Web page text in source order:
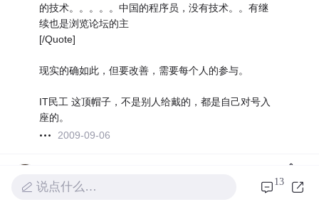
的技术。。。。。中国的程序员，没有技术。。有继
续也是浏览论坛的主
[/Quote]
现实的确如此，但要改善，需要每个人的参与。
IT民工 这顶帽子，不是别人给戴的，都是自己对号入
座的。
2009-09-06
收藏之。
赞
说点什么… 13